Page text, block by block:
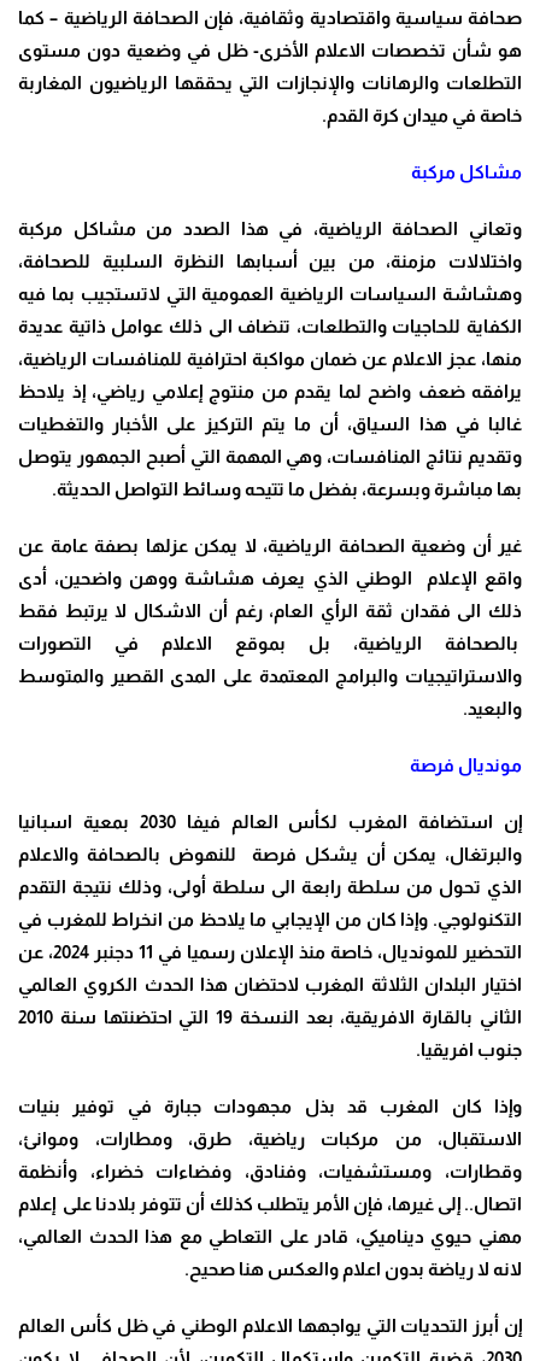
صحافة سياسية واقتصادية وثقافية، فإن الصحافة الرياضية – كما
هو شأن تخصصات الاعلام الأخرى- ظل في وضعية دون مستوى
التطلعات والرهانات والإنجازات التي يحققها الرياضيون المغاربة
خاصة في ميدان كرة القدم.
مشاكل مركبة
وتعاني الصحافة الرياضية، في هذا الصدد من مشاكل مركبة
واختلالات مزمنة، من بين أسبابها النظرة السلبية للصحافة،
وهشاشة السياسات الرياضية العمومية التي لاتستجيب بما فيه
الكفاية للحاجيات والتطلعات، تنضاف الى ذلك عوامل ذاتية عديدة
منها، عجز الاعلام عن ضمان مواكبة احترافية للمنافسات الرياضية،
يرافقه ضعف واضح لما يقدم من منتوج إعلامي رياضي، إذ يلاحظ
غالبا في هذا السياق، أن ما يتم التركيز على الأخبار والتغطيات
وتقديم نتائج المنافسات، وهي المهمة التي أصبح الجمهور يتوصل
بها مباشرة وبسرعة، بفضل ما تتيحه وسائط التواصل الحديثة.
غير أن وضعية الصحافة الرياضية، لا يمكن عزلها بصفة عامة عن
واقع الإعلام الوطني الذي يعرف هشاشة ووهن واضحين، أدى
ذلك الى فقدان ثقة الرأي العام، رغم أن الاشكال لا يرتبط فقط
بالصحافة الرياضية، بل بموقع الاعلام في التصورات
والاستراتيجيات والبرامج المعتمدة على المدى القصير والمتوسط
والبعيد.
مونديال فرصة
إن استضافة المغرب لكأس العالم فيفا 2030 بمعية اسبانيا
والبرتغال، يمكن أن يشكل فرصة للنهوض بالصحافة والاعلام
الذي تحول من سلطة رابعة الى سلطة أولى، وذلك نتيجة التقدم
التكنولوجي. وإذا كان من الإيجابي ما يلاحظ من انخراط للمغرب في
التحضير للمونديال، خاصة منذ الإعلان رسميا في 11 دجنبر 2024، عن
اختيار البلدان الثلاثة المغرب لاحتضان هذا الحدث الكروي العالمي
الثاني بالقارة الافريقية، بعد النسخة 19 التي احتضنتها سنة 2010
جنوب افريقيا.
وإذا كان المغرب قد بذل مجهودات جبارة في توفير بنيات
الاستقبال، من مركبات رياضية، طرق، ومطارات، وموانئ،
وقطارات، ومستشفيات، وفنادق، وفضاءات خضراء، وأنظمة
اتصال.. إلى غيرها، فإن الأمر يتطلب كذلك أن تتوفر بلادنا على إعلام
مهني حيوي ديناميكي، قادر على التعاطي مع هذا الحدث العالمي،
لانه لا رياضة بدون اعلام والعكس هنا صحيح.
إن أبرز التحديات التي يواجهها الاعلام الوطني في ظل كأس العالم